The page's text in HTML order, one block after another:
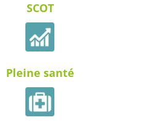
SCOT
Pleine santé